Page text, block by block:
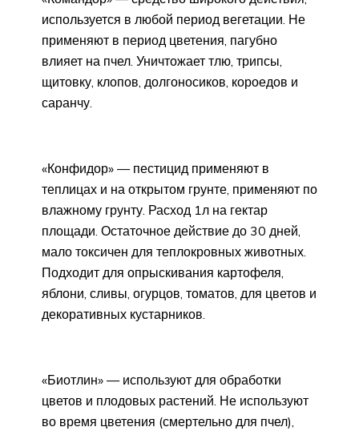
используется в любой период вегетации. Не
применяют в период цветения, пагубно
влияет на пчел. Уничтожает тлю, трипсы,
щитовку, клопов, долгоносиков, короедов и
саранчу.
«Конфидор» — пестицид применяют в
теплицах и на открытом грунте, применяют по
влажному грунту. Расход 1л на гектар
площади. Остаточное действие до 30 дней,
мало токсичен для теплокровных животных.
Подходит для опрыскивания картофеля,
яблони, сливы, огурцов, томатов, для цветов и
декоративных кустарников.
«Биотлин» — используют для обработки
цветов и плодовых растений. Не используют
во время цветения (смертельно для пчел),